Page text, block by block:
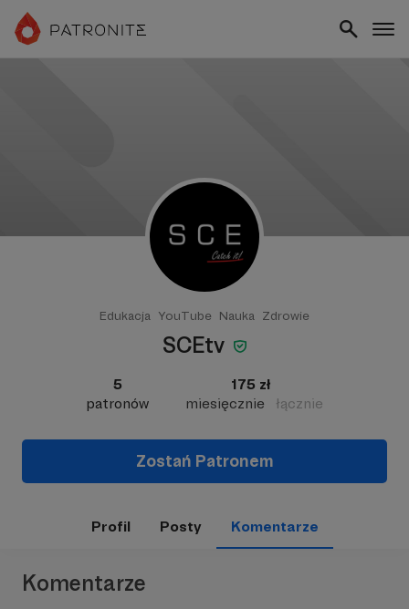
Edukacja YouTube Nauka Zdrowie
SCEtv
5
patronów
175 zł
miesięcznie
łącznie
Zostań Patronem
Profil Posty Komentarze
Komentarze